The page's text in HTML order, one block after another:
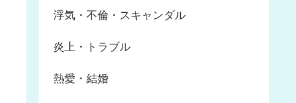
浮気・不倫・スキャンダル
炎上・トラブル
熱愛・結婚